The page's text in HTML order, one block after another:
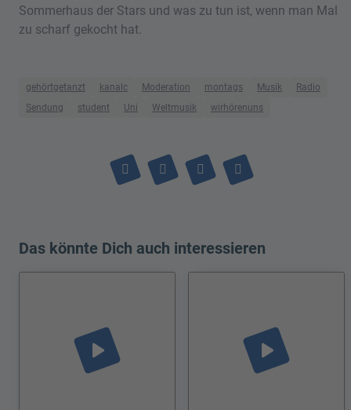
Sommerhaus der Stars und was zu tun ist, wenn man Mal
zu scharf gekocht hat.
gehörtgetanzt kanalc Moderation montags Musik
Radio
Sendung
student Uni Weltmusik wirhörenuns
Das könnte Dich auch interessieren
play_arrow play_arrow